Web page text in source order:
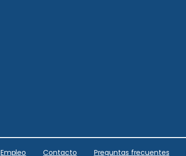
Empleo Contacto Preguntas frecuentes